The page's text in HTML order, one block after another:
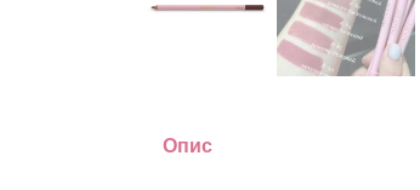
Опис